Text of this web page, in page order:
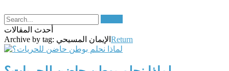
أحدث المقالات
Archive by tag: الإيمان المسيحي Return